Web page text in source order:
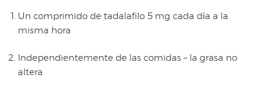
Un comprimido de tadalafilo 5 mg cada día a la
misma hora
Independientemente de las comidas – la grasa no
altera